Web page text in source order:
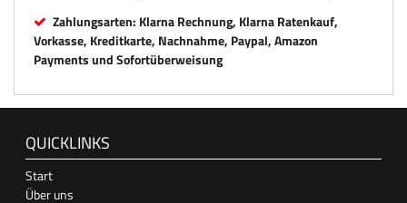
Zahlungsarten: Klarna Rechnung, Klarna Ratenkauf,
Vorkasse, Kreditkarte, Nachnahme, Paypal, Amazon
Payments und Sofortüberweisung
QUICKLINKS
Start
Über uns